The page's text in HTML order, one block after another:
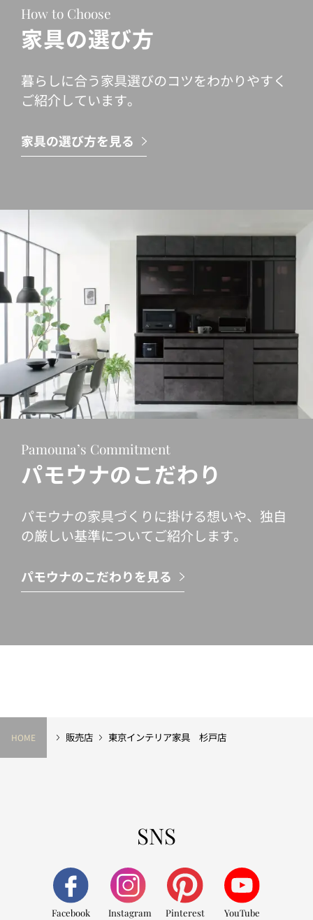
How to Choose
家具の選び方
暮らしに合う家具選びのコツをわかりやすく
ご紹介しています。
家具の選び方を見る
Pamouna’s Commitment
パモウナのこだわり
パモウナの家具づくりに掛ける想いや、独自
の厳しい基準についてご紹介します。
パモウナのこだわりを見る
HOME 販売店 東京インテリア家具 杉戸店
SNS
Facebook Instagram Pinterest YouTube